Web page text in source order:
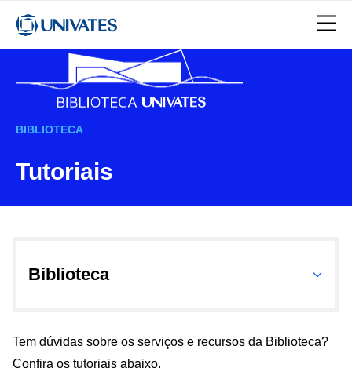
BIBLIOTECA
Tutoriais
Tem dúvidas sobre os serviços e recursos da Biblioteca?
Confira os tutoriais abaixo.
Biblioteca